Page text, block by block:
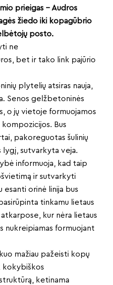
prieigas – Audros
žiedo iki kopagūbrio
posto.
ne
bet ir tako link pajūrio
plytelių atsiras nauja,
Senos gelžbetoninės
o jų vietoje formuojamos
kompozicijos. Bus
pakoreguotas šulinių
lygį, sutvarkyta veja.
informuoja, kad taip
ir sutvarkyti
orinė linija bus
tinkamu lietaus
kur nėra lietaus
nukreipiamas formuojant
mažiau pažeisti kopų
kokybiškos
ketinama